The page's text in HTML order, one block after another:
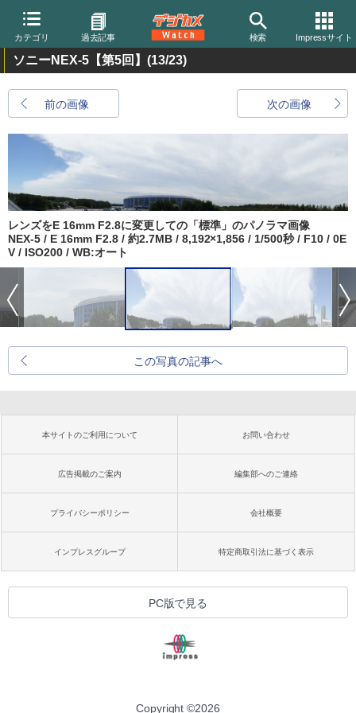
カテゴリ 過去記事 検索 Impressサイト
ソニーNEX-5【第5回】 (13/23)
前の画像 次の画像
レンズをE 16mm F2.8に変更しての「標準」のパノラマ画像
NEX-5 / E 16mm F2.8 / 約2.7MB / 8,192×1,856 / 1/500秒 / F10 / 0E
V / ISO200 / WB:オート
この写真の記事へ
本サイトのご利用について お問い合わせ
広告掲載のご案内 編集部へのご連絡
プライバシーポリシー 会社概要
インプレスグループ 特定商取引法に基づく表示
PC版で見る
Copyright ©2026